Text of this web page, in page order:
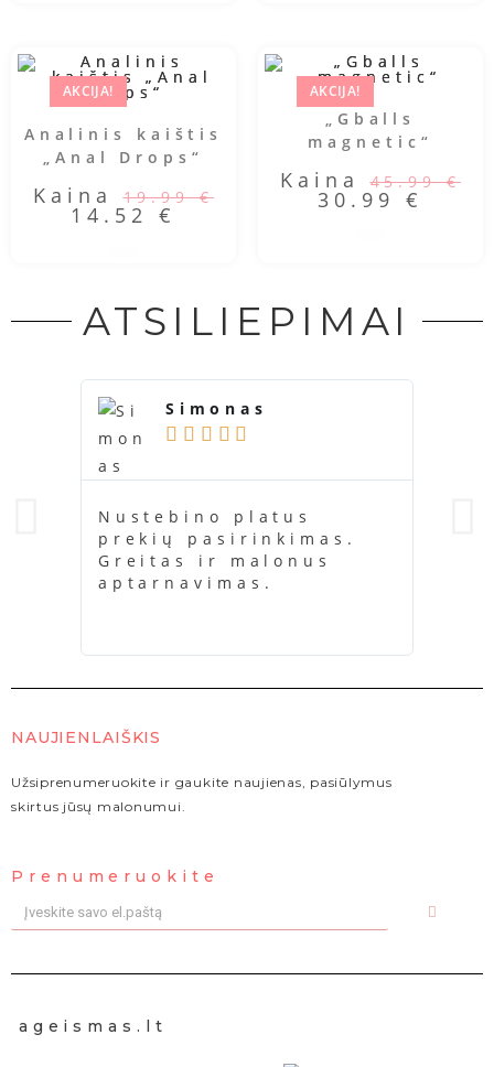
AKCIJA!
Analinis kaištis
„Anal Drops“
Kaina19.99€
14.52 €
AKCIJA!
„Gballs
magnetic“
Kaina45.99€
30.99 €
ATSILIEPIMAI
Simonas
    
Nustebino platus
prekių pasirinkimas.
Greitas ir malonus
aptarnavimas.
NAUJIENLAIŠKIS
Užsiprenumeruokite ir gaukite naujienas, pasiūlymus
skirtus jūsų malonumui.
Prenumeruokite
ageismas.lt